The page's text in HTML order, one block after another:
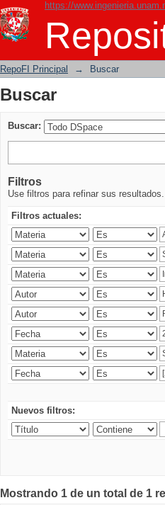
https://
Buscar
RepoFI Principal → Buscar
Buscar
Buscar:
Filtros
Use filtros para refinar sus resultados.
Filtros actuales:
Nuevos filtros:
Mostrando 1 de un total de 1